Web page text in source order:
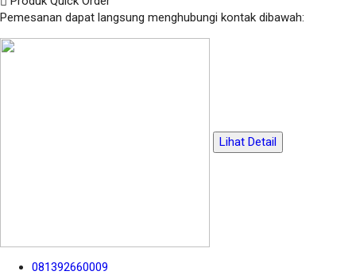
Pemesanan dapat langsung menghubungi kontak dibawah:
Lihat Detail
081392660009